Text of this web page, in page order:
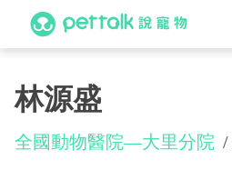
林源盛
全國動物醫院—大里分院